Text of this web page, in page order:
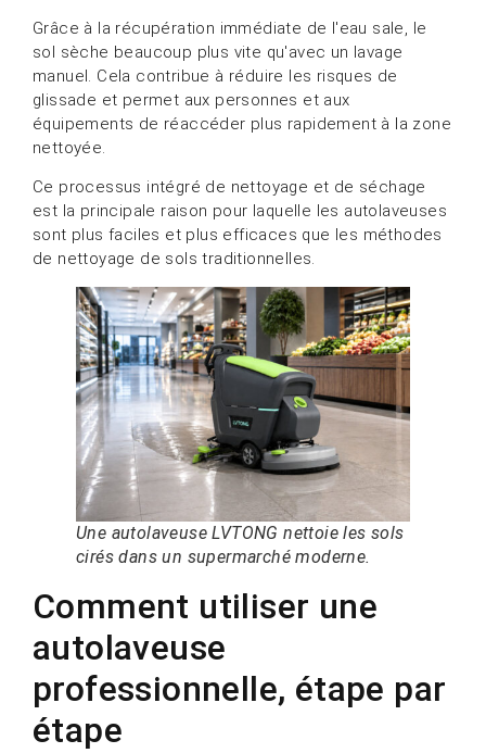
Grâce à la récupération immédiate de l'eau sale, le
sol sèche beaucoup plus vite qu'avec un lavage
manuel. Cela contribue à réduire les risques de
glissade et permet aux personnes et aux
équipements de réaccéder plus rapidement à la zone
nettoyée.
Ce processus intégré de nettoyage et de séchage
est la principale raison pour laquelle les autolaveuses
sont plus faciles et plus efficaces que les méthodes
de nettoyage de sols traditionnelles.
Une autolaveuse LVTONG nettoie les sols
cirés dans un supermarché moderne.
Comment utiliser une
autolaveuse
professionnelle, étape par
étape